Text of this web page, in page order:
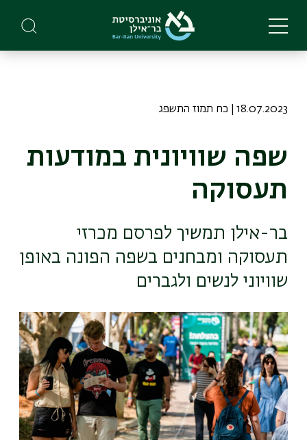
main
18.07.2023 | כח תמוז התשפג
שפה שוויונית במודעות
תעסוקה
בר-אילן תמשיך לפרסם מכרזי
תעסוקה ומבחנים בשפה הפונה באופן
שוויוני לנשים ולגברים
תמונה